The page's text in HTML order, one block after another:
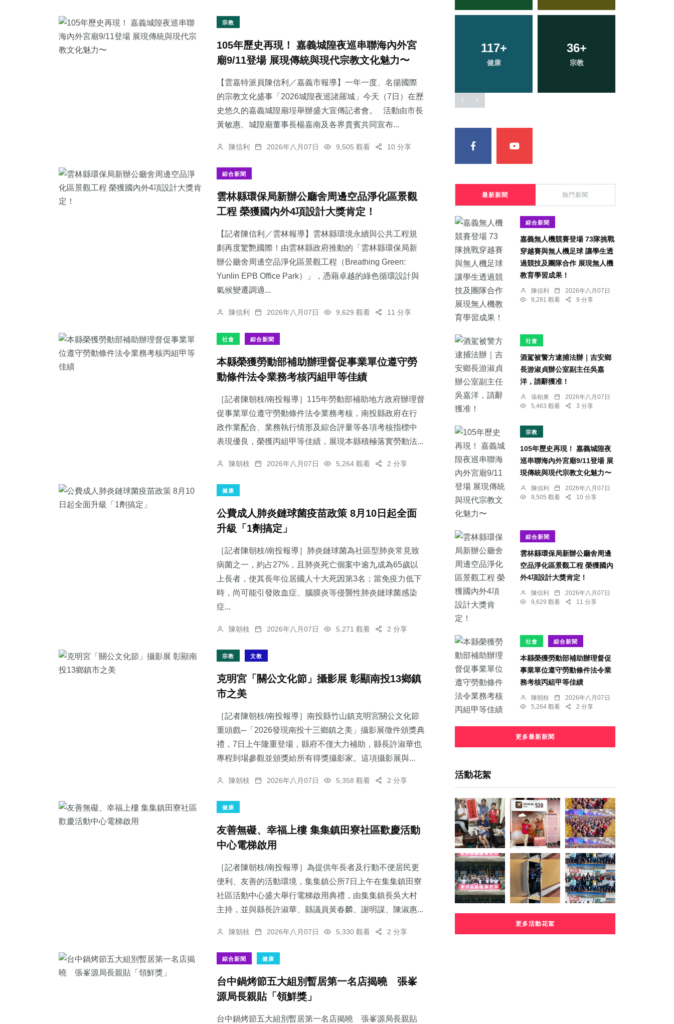
宗教
105年歷史再現！ 嘉義城隍夜巡串聯海內外宮
廟9/11登場 展現傳統與現代宗教文化魅力〜
【雲嘉特派員陳信利／嘉義市報導】一年一度、名揚國際
的宗教文化盛事「2026城隍夜巡諸羅城」今天（7日）在歷
史悠久的嘉義城隍廟埕舉辦盛大宣傳記者會。 活動由市長
黃敏惠、城隍廟董事長楊嘉南及各界貴賓共同宣布...
陳信利 2026年八月07日 9,505 觀看 10 分享
綜合新聞
雲林縣環保局新辦公廳舍周邊空品淨化區景觀
工程 榮獲國內外4項設計大獎肯定！
【記者陳信利／雲林報導】雲林縣環境永續與公共工程規
劃再度驚艷國際！由雲林縣政府推動的「雲林縣環保局新
辦公廳舍周邊空品淨化區景觀工程（Breathing Green:
Yunlin EPB Office Park）」，憑藉卓越的綠色循環設計與
氣候變遷調適...
陳信利 2026年八月07日 9,629 觀看 11 分享
社會 綜合新聞
本縣榮獲勞動部補助辦理督促事業單位遵守勞
動條件法令業務考核丙組甲等佳績
［記者陳朝枝/南投報導］115年勞動部補助地方政府辦理督
促事業單位遵守勞動條件法令業務考核，南投縣政府在行
政作業配合、業務執行情形及綜合評量等各項考核指標中
表現優良，榮獲丙組甲等佳績，展現本縣積極落實勞動法...
陳朝枝 2026年八月07日 5,264 觀看 2 分享
健康
公費成人肺炎鏈球菌疫苗政策 8月10日起全面
升級「1劑搞定」
［記者陳朝枝/南投報導］肺炎鏈球菌為社區型肺炎常見致
病菌之一，約占27%，且肺炎死亡個案中逾九成為65歲以
上長者，使其長年位居國人十大死因第3名；當免疫力低下
時，尚可能引發敗血症、腦膜炎等侵襲性肺炎鏈球菌感染
症...
陳朝枝 2026年八月07日 5,271 觀看 2 分享
宗教 文教
克明宮「關公文化節」攝影展 彰顯南投13鄉鎮
市之美
［記者陳朝枝/南投報導］南投縣竹山鎮克明宮關公文化節
重頭戲─「2026發現南投十三鄉鎮之美」攝影展徵件頒獎典
禮，7日上午隆重登場，縣府不僅大力補助，縣長許淑華也
專程到場參觀並頒獎給所有得獎攝影家。這項攝影展與...
陳朝枝 2026年八月07日 5,358 觀看 2 分享
健康
友善無礙、幸福上樓 集集鎮田寮社區歡慶活動
中心電梯啟用
［記者陳朝枝/南投報導］為提供年長者及行動不便居民更
便利、友善的活動環境，集集鎮公所7日上午在集集鎮田寮
社區活動中心盛大舉行電梯啟用典禮，由集集鎮長吳大村
主持，並與縣長許淑華、縣議員黃春麟、謝明謀、陳淑惠...
陳朝枝 2026年八月07日 5,330 觀看 2 分享
綜合新聞 健康
台中鍋烤節五大組別暫居第一名店揭曉 張峯
源局長親貼「領鮮獎」
台中鍋烤節五大組別暫居第一名店揭曉 張峯源局長親貼
31+ 117+
健康
36+
宗教
394+
綜合新聞
28+
頭條
最新新聞 熱門新聞
綜合新聞
嘉義無人機競賽登場 73隊挑戰
穿越賽與無人機足球 讓學生透
過競技及團隊合作 展現無人機
教育學習成果！
陳信利
2026年八月07日
9,281 觀看
9 分享
社會
酒駕被警方逮捕法辦｜吉安鄉
長游淑貞辦公室副主任吳嘉
洋，請辭獲准！
張柏東
2026年八月07日
5,463 觀看
3 分享
宗教
105年歷史再現！ 嘉義城隍夜
巡串聯海內外宮廟9/11登場 展
現傳統與現代宗教文化魅力〜
陳信利
2026年八月07日
9,505 觀看
10 分享
綜合新聞
雲林縣環保局新辦公廳舍周邊
空品淨化區景觀工程 榮獲國內
外4項設計大獎肯定！
陳信利
2026年八月07日
9,629 觀看
11 分享
社會 綜合新聞
本縣榮獲勞動部補助辦理督促
事業單位遵守勞動條件法令業
務考核丙組甲等佳績
陳朝枝
2026年八月07日
5,264 觀看
2 分享
更多最新新聞
活動花絮
更多活動花絮